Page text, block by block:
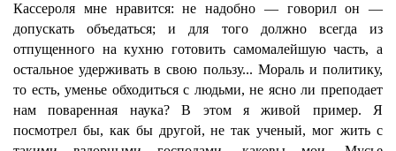
Кассероля мне нравится: не надобно — говорил он —
допускать объедаться; и для того должно всегда из
отпущенного на кухню готовить самомалейшую часть, а
остальное удерживать в свою пользу... Мораль и политику,
то есть, уменье обходиться с людьми, не ясно ли преподает
нам поваренная наука? В этом я живой пример. Я
посмотрел бы, как бы другой, не так ученый, мог жить с